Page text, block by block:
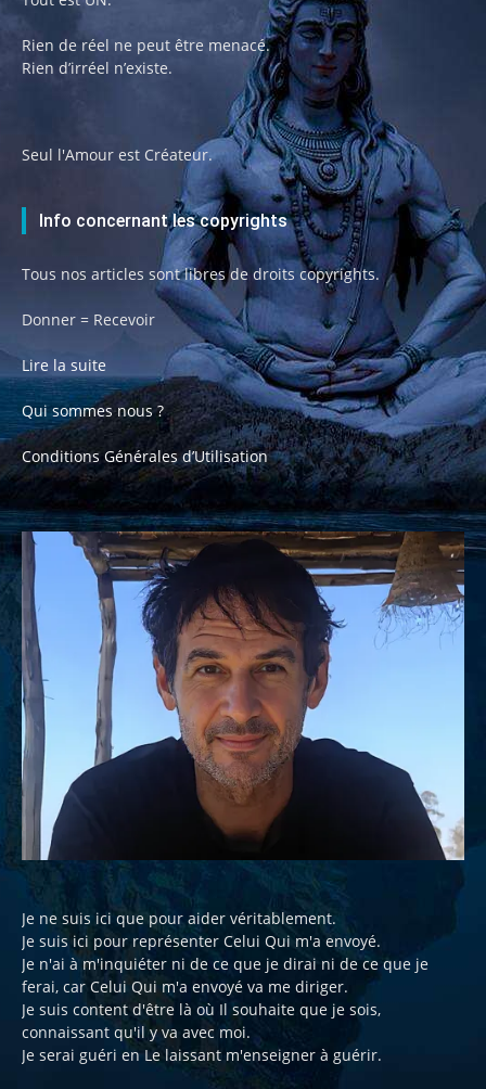
Rien de réel ne peut être menacé.
Rien d’irréel n’existe.
Seul l'Amour est Créateur.
Info concernant les copyrights
Tous nos articles sont libres de droits copyrights.
Donner = Recevoir
Lire la suite
Qui sommes nous ?
Conditions Générales d’Utilisation
Je ne suis ici que pour aider véritablement.
Je suis ici pour représenter Celui Qui m'a envoyé.
Je n'ai à m'inquiéter ni de ce que je dirai ni de ce que je
ferai, car Celui Qui m'a envoyé va me diriger.
Je suis content d'être là où Il souhaite que je sois,
connaissant qu'il y va avec moi.
Je serai guéri en Le laissant m'enseigner à guérir.